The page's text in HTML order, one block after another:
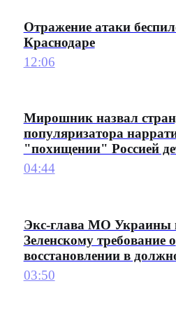
Отражение атаки
Краснодаре
12:06
Мирошник назвал
популяризатора
"похищении" Россией
04:44
Экс-глава МО Украины
Зеленскому требование о
восстановлении в
03:50